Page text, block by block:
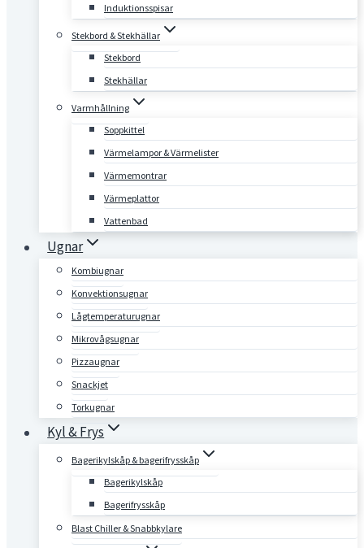
Induktionsspisar
Stekbord & Stekhällar
Stekbord
Stekhällar
Varmhållning
Soppkittel
Värmelampor & Värmelister
Värmemontrar
Värmeplattor
Vattenbad
Ugnar
Kombiugnar
Konvektionsugnar
Lågtemperaturugnar
Mikrovågsugnar
Pizzaugnar
Snackjet
Torkugnar
Kyl & Frys
Bagerikylskåp & bagerifrysskåp
Bagerikylskåp
Bagerifrysskåp
Blast Chiller & Snabbkylare